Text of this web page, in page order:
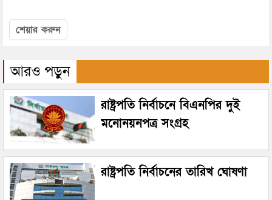
শেয়ার করুন
আরও পড়ুন
রাষ্ট্রপতি নির্বাচনে বিএনপির দুই
মনোনয়নপত্র সংগ্রহ
রাষ্ট্রপতি নির্বাচনের তারিখ ঘোষণা